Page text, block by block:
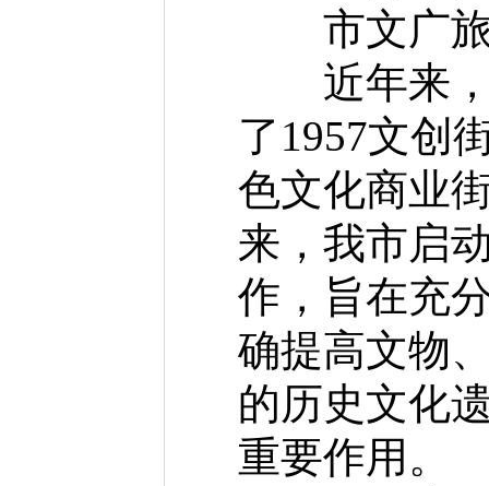
市文广旅
近年来，
了1957文创
色文化商业
来，我市启
作，旨在充
确提高文物
的历史文化
重要作用。